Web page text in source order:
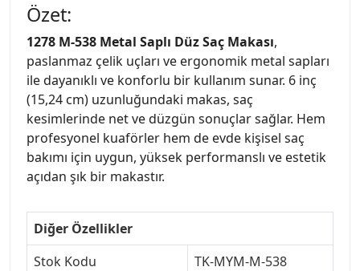
Özet:
1278 M-538 Metal Saplı Düz Saç Makası,
paslanmaz çelik uçları ve ergonomik metal sapları
ile dayanıklı ve konforlu bir kullanım sunar. 6 inç
(15,24 cm) uzunluğundaki makas, saç
kesimlerinde net ve düzgün sonuçlar sağlar. Hem
profesyonel kuaförler hem de evde kişisel saç
bakımı için uygun, yüksek performanslı ve estetik
açıdan şık bir makastır.
Diğer Özellikler
Stok Kodu
TK-MYM-M-538